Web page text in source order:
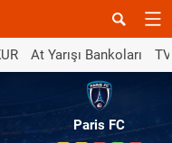
At Yarışı Bankoları
Paris FC